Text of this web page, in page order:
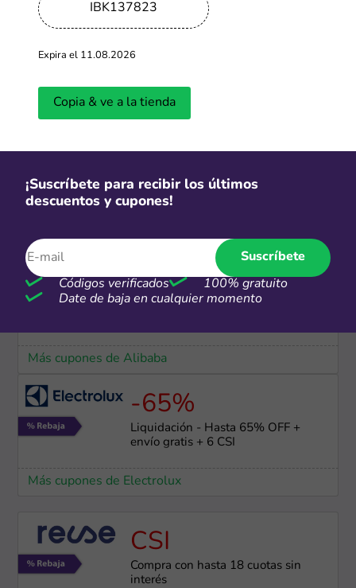
Envío gratis
Más cupones de Reuse
Envío gratis
S/2
Personaliza tus productos desde
Más cupones de Alibaba
-65%
Liquidación - Hasta 65% OFF +
envío gratis + 6 CSI
Más cupones de Electrolux
CSI
Compra con hasta 18 cuotas sin
interés
IBK137823
Expira el 11.08.2026
Copia & ve a la tienda
¡Suscríbete para recibir los últimos
descuentos y cupones!
Suscríbete
Códigos verificados
100% gratuito
Date de baja en cualquier momento